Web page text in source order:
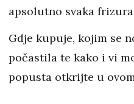
apsolutno svaka
Gdje kupuje, kojim se
počastila te kako i vi
popusta otkrijte u